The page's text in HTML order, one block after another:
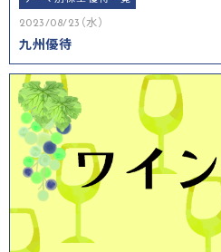
2023/08/23（水）
九州優待